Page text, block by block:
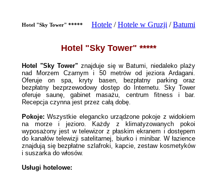
Hotel "Sky Tower" ***** Hotele /Hotele w Gruzji /Batumi
Hotel "Sky Tower" *****
Hotel "Sky Tower" znajduje się w Batumi, niedaleko plaży
nad Morzem Czarnym i 50 metrów od jeziora Ardagani.
Oferuje on spa, kryty basen, bezpłatny parking oraz
bezpłatny bezprzewodowy dostęp do Internetu. Sky Tower
oferuje saunę, gabinet masażu, centrum fitness i bar.
Recepcja czynna jest przez całą dobę.
Pokoje:Wszystkie elegancko urządzone pokoje z widokiem
na morze i jezioro. Każdy z klimatyzowanych pokoi
wyposażony jest w telewizor z płaskim ekranem i dostępem
do kanałów telewizji satelitarnej, biurko i minibar. W łazience
znajdują się bezpłatne szlafroki, kapcie, zestaw kosmetyków
i suszarka do włosów.
Usługi hotelowe: